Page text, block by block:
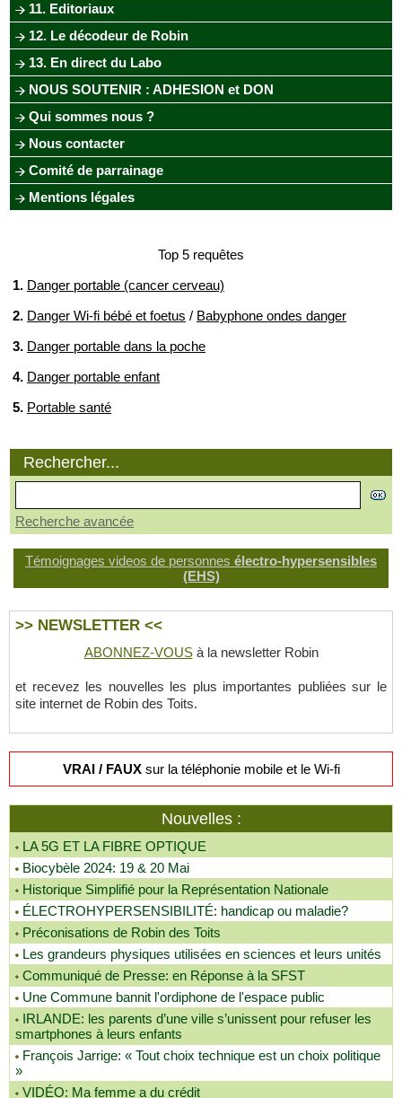
11. Editoriaux
12. Le décodeur de Robin
13. En direct du Labo
NOUS SOUTENIR : ADHESION et DON
Qui sommes nous ?
Nous contacter
Comité de parrainage
Mentions légales
Top 5 requêtes
1. Danger portable (cancer cerveau)
2. Danger Wi-fi bébé et foetus / Babyphone ondes danger
3. Danger portable dans la poche
4. Danger portable enfant
5. Portable santé
Rechercher...
Recherche avancée
Témoignages videos de personnes électro-hypersensibles
(EHS)
>> NEWSLETTER <<
ABONNEZ-VOUSà la newsletter Robin
et recevez les nouvelles les plus importantes publiées sur le
site internet de Robin des Toits.
VRAI / FAUXsur la téléphonie mobile et le Wi-fi
Nouvelles :
LA 5G ET LA FIBRE OPTIQUE
Biocybèle 2024: 19 & 20 Mai
Historique Simplifié pour la Représentation Nationale
ÉLECTROHYPERSENSIBILITÉ: handicap ou maladie?
Préconisations de Robin des Toits
Les grandeurs physiques utilisées en sciences et leurs unités
Communiqué de Presse: en Réponse à la SFST
Une Commune bannit l'ordiphone de l'espace public
IRLANDE: les parents d’une ville s’unissent pour refuser les
smartphones à leurs enfants
François Jarrige: « Tout choix technique est un choix politique
»
VIDÉO: Ma femme a du crédit